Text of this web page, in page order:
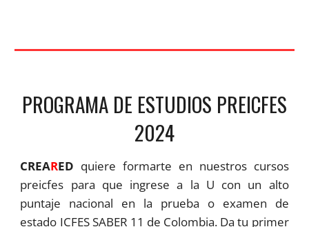
PROGRAMA DE ESTUDIOS PREICFES
2024
CREARED quiere formarte en nuestros cursos
preicfes para que ingrese a la U con un alto
puntaje nacional en la prueba o examen de
estado ICFES SABER 11 de Colombia. Da tu primer